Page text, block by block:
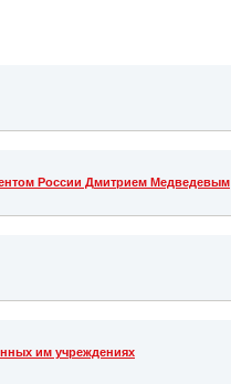
России Дмитрием Медведевым
им учреждениях